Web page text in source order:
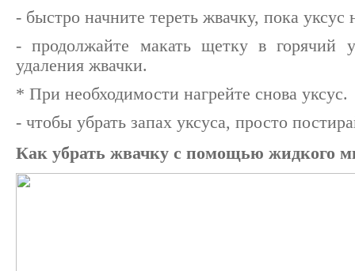
- быстро начните тереть жвачку, пока уксус
- продолжайте макать щетку в горячий
удаления жвачки.
* При необходимости нагрейте снова уксус.
- чтобы убрать запах уксуса, просто
Как убрать жвачку с помощью жидкого